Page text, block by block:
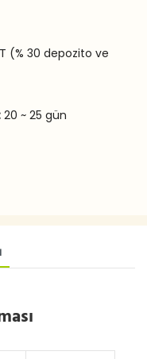
(% 30 depozito ve
20 ~ 25 gün